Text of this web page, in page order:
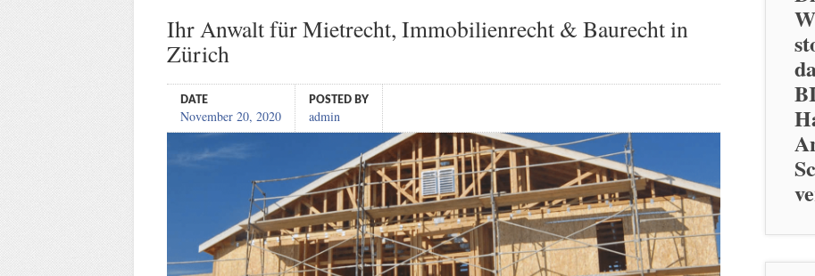
Ihr Anwalt für Mietrecht, Immobilienrecht & Baurecht in
Zürich
DATE
November 20, 2020
POSTED BY
admin